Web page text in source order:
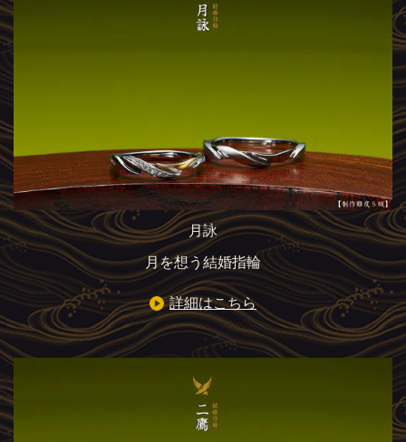
月詠
月を想う結婚指輪
詳細はこちら